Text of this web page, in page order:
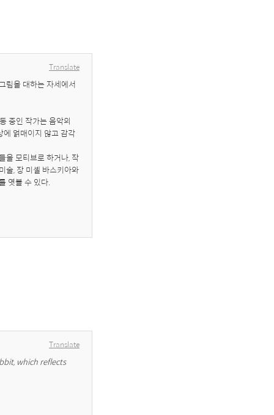
Translate
림을 대하는 자세에서
중인 작가는 음악의
에 얽매이지 않고 감각
을 모티브로 하거나, 작
술, 장 미셸 바스키아와
엿볼 수 있다.
Translate
which reflects